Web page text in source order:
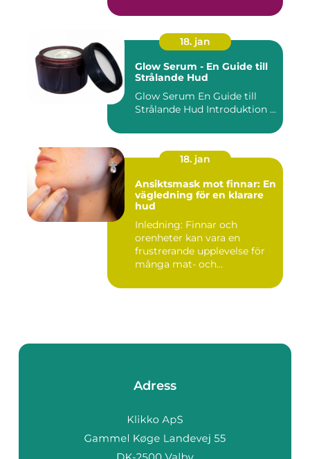
18. jan
Glow Serum - En Guide till
Strålande Hud
Glow Serum En Guide till
Strålande Hud Introduktion ...
18. jan
Ansiktsmask mot finnar: En
vägledning för en klarare
hud
Inledning: Finnar och
orenheter kan vara en
frustrerande upplevelse för
många mat- och
Adress